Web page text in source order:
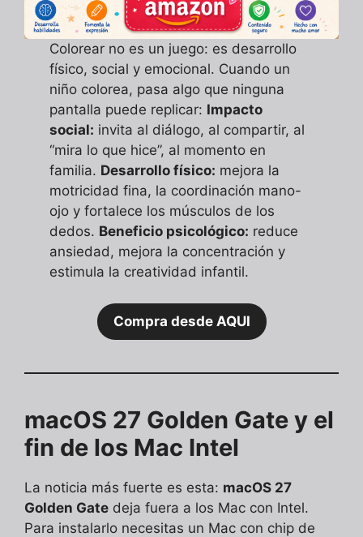
Colorear no es un juego: es desarrollo
físico, social y emocional. Cuando un
niño colorea, pasa algo que ninguna
pantalla puede replicar: Impacto
social: invita al diálogo, al compartir, al
“mira lo que hice”, al momento en
familia. Desarrollo físico: mejora la
motricidad fina, la coordinación mano-
ojo y fortalece los músculos de los
dedos. Beneficio psicológico: reduce
ansiedad, mejora la concentración y
estimula la creatividad infantil.
Compra desde AQUI
macOS 27 Golden Gate y el
fin de los Mac Intel
La noticia más fuerte es esta: macOS 27
Golden Gate deja fuera a los Mac con Intel.
Para instalarlo necesitas un Mac con chip de